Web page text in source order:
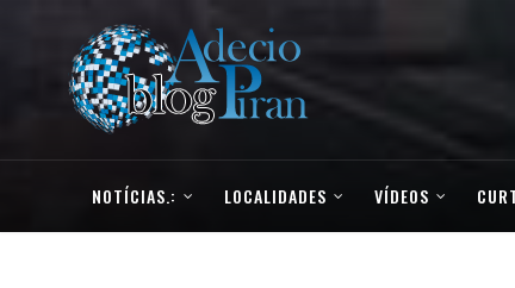
NOTÍCIAS.: LOCALIDADES VÍDEOS